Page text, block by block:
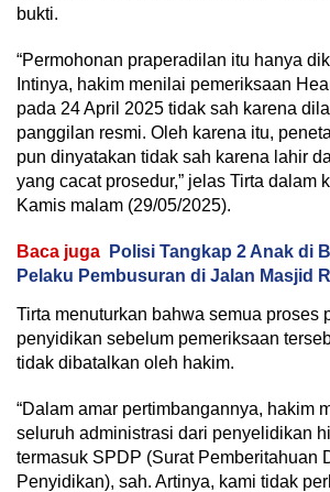
bukti.
“Permohonan praperadilan itu hanya
Intinya, hakim menilai pemeriksaan
pada 24 April 2025 tidak sah karena
panggilan resmi. Oleh karena itu,
pun dinyatakan tidak sah karena lahir
yang cacat prosedur,” jelas Tirta dalam
Kamis malam (29/05/2025).
Baca juga
Polisi Tangkap 2 Anak di
Pelaku Pembusuran di Jalan Masjid
Tirta menuturkan bahwa semua proses
penyidikan sebelum pemeriksaan
tidak dibatalkan oleh hakim.
“Dalam amar pertimbangannya, hakim
seluruh administrasi dari penyelidikan
termasuk SPDP (Surat Pemberitahuan
Penyidikan), sah. Artinya, kami tidak